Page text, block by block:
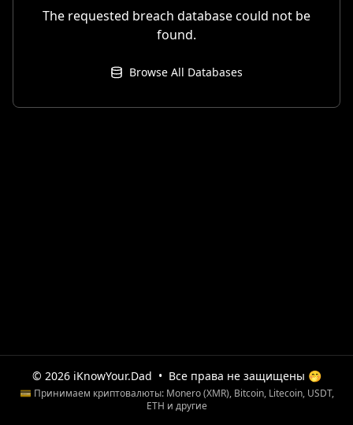
The requested breach database could not be
found.
Browse All Databases
© 2026 iKnowYour.Dad • Все права не защищены 🤭
💳 Принимаем криптовалюты: Monero (XMR), Bitcoin, Litecoin, USDT,
ETH и другие